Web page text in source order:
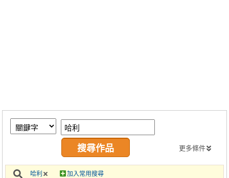
繪圖藝廊
交流中心
攤位轉讓區
會員功能選單
更多條件
哈利 加入常用搜尋